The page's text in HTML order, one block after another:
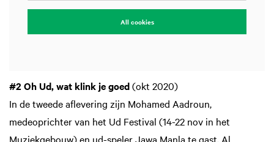
All cookies
#2 Oh Ud, wat klink je goed(okt 2020)
In de tweede aflevering zijn Mohamed Aadroun,
medeoprichter van het Ud Festival (14-22 nov in het
Muziekgebouw) en ud-speler Jawa Manla te gast. Al